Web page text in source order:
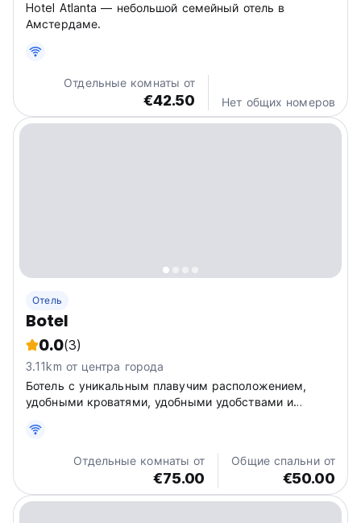
Hotel Atlanta — небольшой семейный отель в
Амстердаме.
Отдельные комнаты от
€42.50 Нет общих номеров
Отель
Botel
0.0(3)
3.11km от центра города
Ботель с уникальным плавучим расположением,
удобными кроватями, удобными удобствами и
местом, чтобы оставить незабываемые
воспоминания и познакомиться с городом как
местный житель.
Отдельные комнаты от
€75.00
Общие спальни от
€50.00